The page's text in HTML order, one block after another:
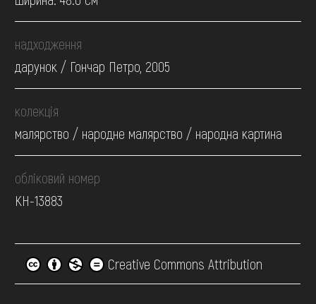
надходження
дарунок / Гончар Петро, 2005
колекція
малярство / народне малярство / народна картина
обліковий номер
КН-13883
Creative Commons Attribution